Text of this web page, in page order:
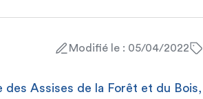
Modifié le : 05/04/2022
des Assises de la Forêt et du